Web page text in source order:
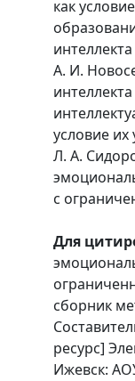
как
интеллекта
А. И.
условие
Л. А.
с
Для
сборник
ресурс]
Ижевск: